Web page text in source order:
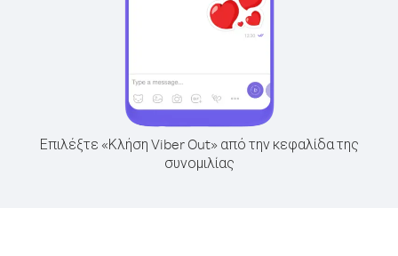
Επιλέξτε «Κλήση Viber Out» από την κεφαλίδα της
συνομιλίας